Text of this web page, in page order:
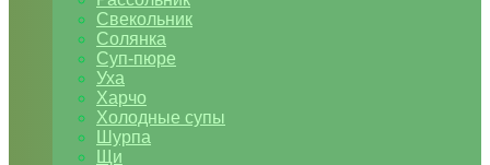
Свекольник
Солянка
Суп-пюре
Уха
Харчо
Холодные супы
Шурпа
Щи